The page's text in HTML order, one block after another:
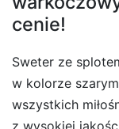
cenie!
Sweter ze
w kolorze
wszystkich
z wysokiej